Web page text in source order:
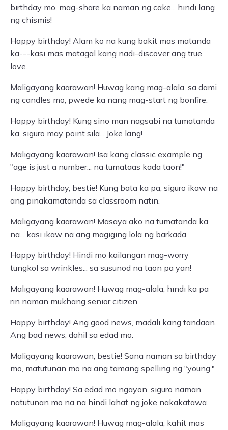
birthday mo, mag-share ka naman ng cake... hindi lang
ng chismis!
Happy birthday! Alam ko na kung bakit mas matanda
ka---kasi mas matagal kang nadi-discover ang true
love.
Maligayang kaarawan! Huwag kang mag-alala, sa dami
ng candles mo, pwede ka nang mag-start ng bonfire.
Happy birthday! Kung sino man nagsabi na tumatanda
ka, siguro may point sila... Joke lang!
Maligayang kaarawan! Isa kang classic example ng
"age is just a number... na tumataas kada taon!"
Happy birthday, bestie! Kung bata ka pa, siguro ikaw na
ang pinakamatanda sa classroom natin.
Maligayang kaarawan! Masaya ako na tumatanda ka
na... kasi ikaw na ang magiging lola ng barkada.
Happy birthday! Hindi mo kailangan mag-worry
tungkol sa wrinkles... sa susunod na taon pa yan!
Maligayang kaarawan! Huwag mag-alala, hindi ka pa
rin naman mukhang senior citizen.
Happy birthday! Ang good news, madali kang tandaan.
Ang bad news, dahil sa edad mo.
Maligayang kaarawan, bestie! Sana naman sa birthday
mo, matutunan mo na ang tamang spelling ng "young."
Happy birthday! Sa edad mo ngayon, siguro naman
natutunan mo na na hindi lahat ng joke nakakatawa.
Maligayang kaarawan! Huwag mag-alala, kahit mas